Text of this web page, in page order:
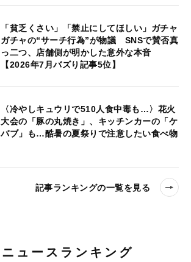
「貧乏くさい」「禁止にしてほしい」ガチャ
ガチャの“サーチ行為”が物議 SNSで賛否真
っ二つ、店舗側が明かした意外な本音
【2026年7月バズり記事5位】
〈冷やしキュウリで510人食中毒も…〉花火
大会の「豚の丸焼き」、キッチンカーの「ケ
バブ」も…酷暑の夏祭りで注意したい食べ物
記事ランキングの一覧を見る
ニュースランキング